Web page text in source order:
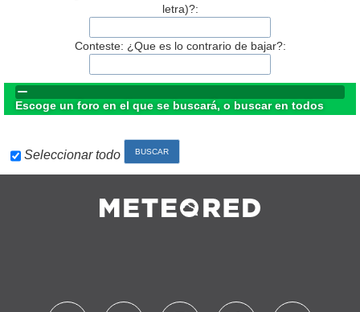
letra)?:
Conteste: ¿Que es lo contrario de bajar?:
Escoge un foro en el que se buscará, o buscar en todos
Seleccionar todo